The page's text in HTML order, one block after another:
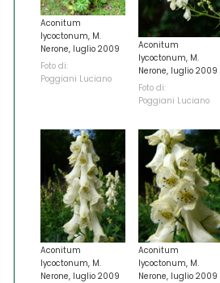
Aconitum
lycoctonum, M.
Nerone, luglio 2009
Foto di:
Poggiani Luciano
Aconitum
lycoctonum, M.
Nerone, luglio 2009
Foto di:
Poggiani Luciano
Aconitum
lycoctonum, M.
Nerone, luglio 2009
Aconitum
lycoctonum, M.
Nerone, luglio 2009